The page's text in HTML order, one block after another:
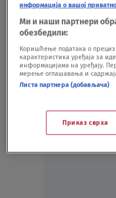
rastu od
SHOWBIZ
Učesnik
Ceca
Palo
svađaju
информација о вашој
Ми и наши партнери
обезбедили:
Коришћење података о
карактеристика уређаја за
информацијама на уређају.
мерење оглашавања и
Листа партнера (добављача)
Приказ сврха